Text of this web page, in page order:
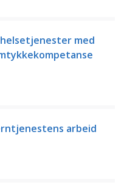
med
arbeid